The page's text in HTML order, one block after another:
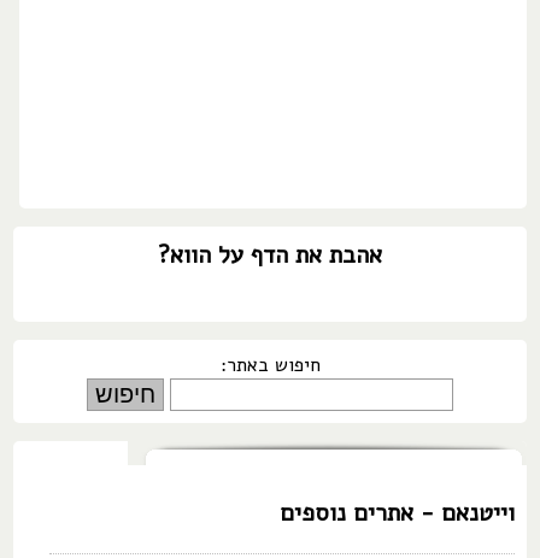
אהבת את הדף על הווא?
חיפוש באתר:
וייטנאם - אתרים נוספים